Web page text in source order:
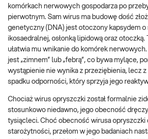
komórkach nerwowych gospodarza po
pierwotnym. Sam wirus ma budowę dość
genetyczny (DNA) jest otoczony kapsydem o
ikosaedralnej, osłonką lipidową oraz otoczką.
ułatwia mu wnikanie do komórek
jest „zimnem” lub „febrą”, co bywa mylące,
wystąpienie nie wynika z przeziębienia, lecz
spadku odporności, który sprzyja jego
Chociaż wirus opryszczki został formalnie
stosunkowo niedawno, jego obecność
tysiącleci. Choć obecność wirusa opryszczki
starożytności, przełom w jego badaniach